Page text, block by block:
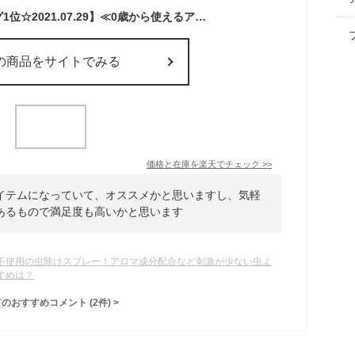
【デイリーランキング1位☆2021.07.29】≪0歳から使えるアウトドアスプレー≫オーガニック☆アロマガードミスト 200ml お徳用タイプ （ハーブの香りで外敵からガード）☆防腐剤無添加・エタノール不使用☆ディート不使用☆お散歩・ガーデニング
商品をサイトでみる
価格と在庫を楽天でチェック >>
ムになっていて、オススメかと思いますし、気軽
もので満足度も高いかと思います
使用の虫除けスプレー！アロマ成分配合など刺激が少ない虫よ
めは？
おすすめコメント (2件) >